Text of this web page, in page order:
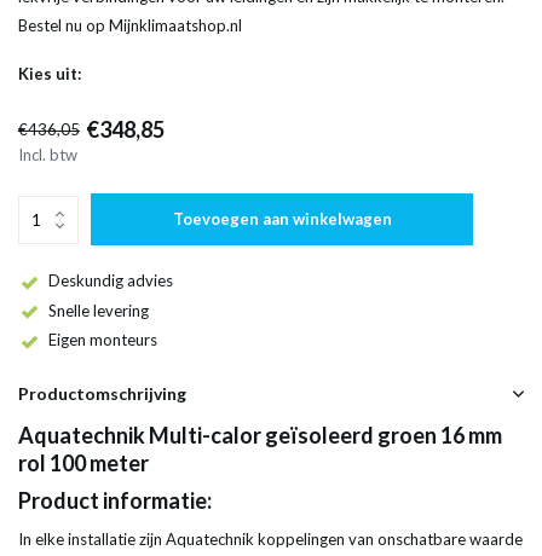
Bestel nu op Mijnklimaatshop.nl
Kies uit:
€436,05 €348,85
Incl. btw
Toevoegen aan winkelwagen
Deskundig advies
Snelle levering
Eigen monteurs
Productomschrijving
Aquatechnik Multi-calor geïsoleerd groen 16 mm
rol 100 meter
Product informatie:
In elke installatie zijn Aquatechnik koppelingen van onschatbare waarde